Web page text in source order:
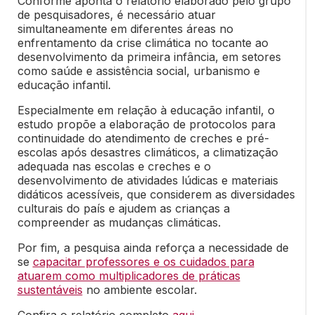
de pesquisadores, é necessário atuar
simultaneamente em diferentes áreas no
enfrentamento da crise climática no tocante ao
desenvolvimento da primeira infância, em setores
como saúde e assistência social, urbanismo e
educação infantil.
Especialmente em relação à educação infantil, o
estudo propõe a elaboração de protocolos para
continuidade do atendimento de creches e pré-
escolas após desastres climáticos, a climatização
adequada nas escolas e creches e o
desenvolvimento de atividades lúdicas e materiais
didáticos acessíveis, que considerem as diversidades
culturais do país e ajudem as crianças a
compreender as mudanças climáticas.
Por fim, a pesquisa ainda reforça a necessidade de
se capacitar professores e os cuidados para
atuarem como multiplicadores de práticas
sustentáveis no ambiente escolar.